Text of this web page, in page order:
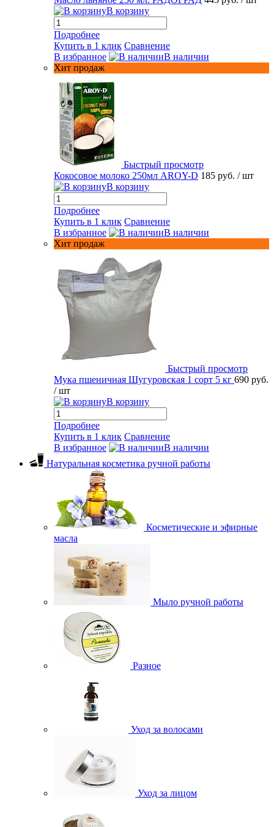
В корзину
Подробнее
Купить в 1 клик Сравнение
В избранное
В наличии
Хит продаж
Быстрый просмотр
Кокосовое молоко 250мл AROY-D 185 руб. / шт
В корзину
Подробнее
Купить в 1 клик Сравнение
В избранное
В наличии
Хит продаж
Быстрый просмотр
Мука пшеничная Шугуровская 1 сорт 5 кг 690 руб.
/ шт
В корзину
Подробнее
Купить в 1 клик Сравнение
В избранное
В наличии
Натуральная косметика ручной работы
Косметические и эфирные
масла
Мыло ручной работы
Разное
Уход за волосами
Уход за лицом